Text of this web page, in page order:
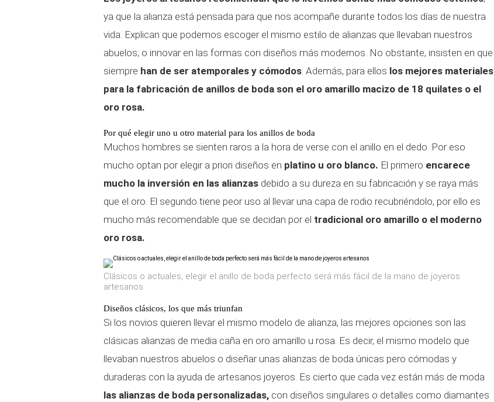
ya que la alianza está pensada para que nos acompañe durante todos los días de nuestra
vida. Explican que podemos escoger el mismo estilo de alianzas que llevaban nuestros
abuelos; o innovar en las formas con diseños más modernos. No obstante, insisten en que
siempre han de ser atemporales y cómodos. Además, para ellos los mejores materiales
para la fabricación de anillos de boda son el oro amarillo macizo de 18 quilates o el
oro rosa.
Por qué elegir uno u otro material para los anillos de boda
Muchos hombres se sienten raros a la hora de verse con el anillo en el dedo. Por eso
mucho optan por elegir a priori diseños en platino u oro blanco. El primero encarece
mucho la inversión en las alianzas debido a su dureza en su fabricación y se raya más
que el oro. El segundo tiene peor uso al llevar una capa de rodio recubriéndolo, por ello es
mucho más recomendable que se decidan por el tradicional oro amarillo o el moderno
oro rosa.
Clásicos o actuales, elegir el anillo de boda perfecto será más fácil de la mano de joyeros
artesanos
Diseños clásicos, los que más triunfan
Si los novios quieren llevar el mismo modelo de alianza, las mejores opciones son las
clásicas alianzas de media caña en oro amarillo u rosa. Es decir, el mismo modelo que
llevaban nuestros abuelos o diseñar unas alianzas de boda únicas pero cómodas y
duraderas con la ayuda de artesanos joyeros. Es cierto que cada vez están más de moda
las alianzas de boda personalizadas, con diseños singulares o detalles como diamantes